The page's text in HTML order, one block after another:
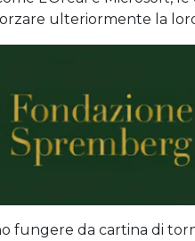
ulteriormente la
fungere da cartina di